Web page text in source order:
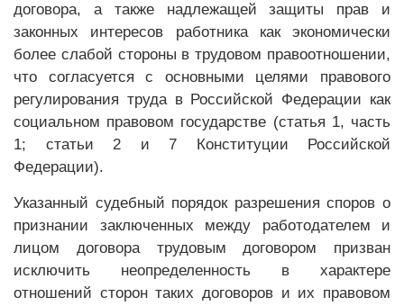
договора, а также надлежащей защиты прав и
законных интересов работника как экономически
более слабой стороны в трудовом правоотношении,
что согласуется с основными целями правового
регулирования труда в Российской Федерации как
социальном правовом государстве (статья 1, часть
1; статьи 2 и 7 Конституции Российской
Федерации).
Указанный судебный порядок разрешения споров о
признании заключенных между работодателем и
лицом договора трудовым договором призван
исключить неопределенность в характере
отношений сторон таких договоров и их правовом